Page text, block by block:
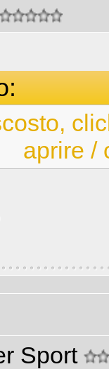
aprire /
Sport